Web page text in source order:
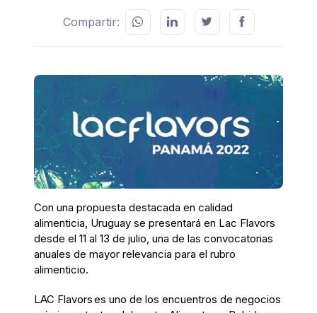
Compartir:
Con una propuesta destacada en calidad
alimenticia, Uruguay se presentará en Lac Flavors
desde el 11 al 13 de julio, una de las convocatorias
anuales de mayor relevancia para el rubro
alimenticio.
LAC Flavorses uno de los encuentros de negocios